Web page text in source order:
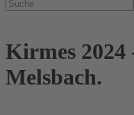
Kirmes
Melsbach.